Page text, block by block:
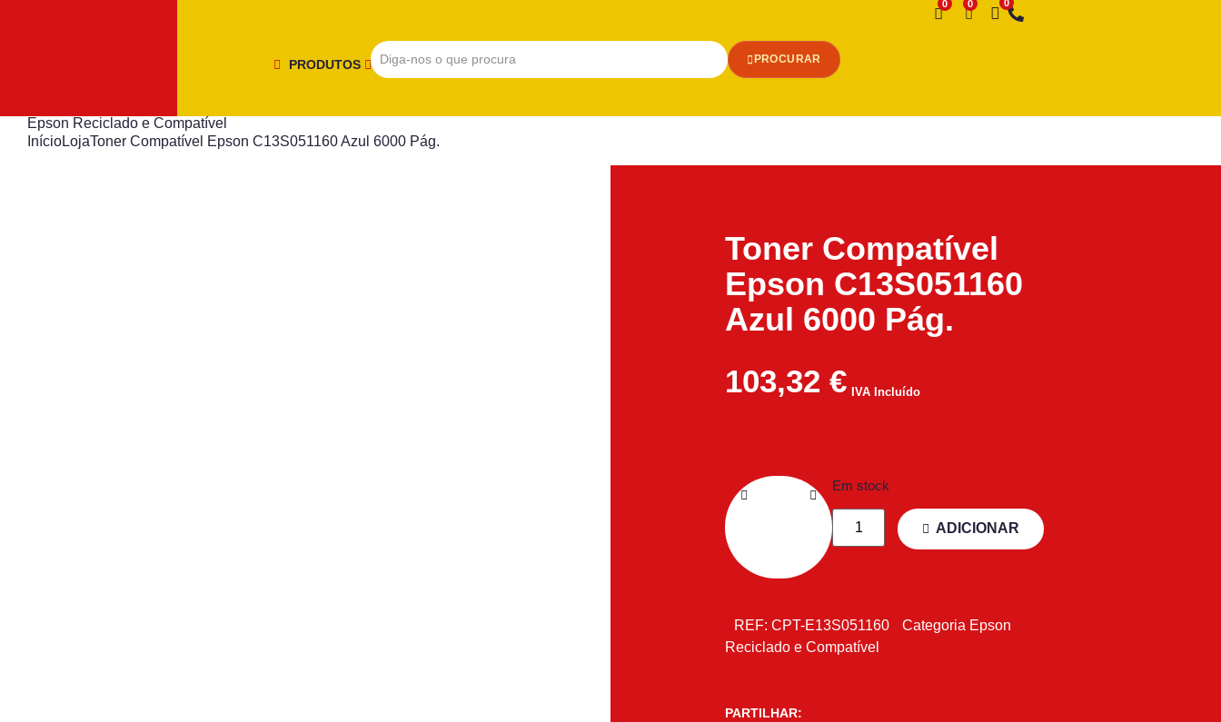
PRODUTOS PROCURAR
Desejo
Epson Reciclado e Compatível
InícioLojaToner Compatível Epson C13S051160 Azul 6000 Pág.
Toner Compatível
Epson C13S051160
Azul 6000 Pág.
103,32 € IVA Incluído
Em stock
ADICIONAR
REF: CPT-E13S051160 Categoria Epson
Reciclado e Compatível
PARTILHAR: